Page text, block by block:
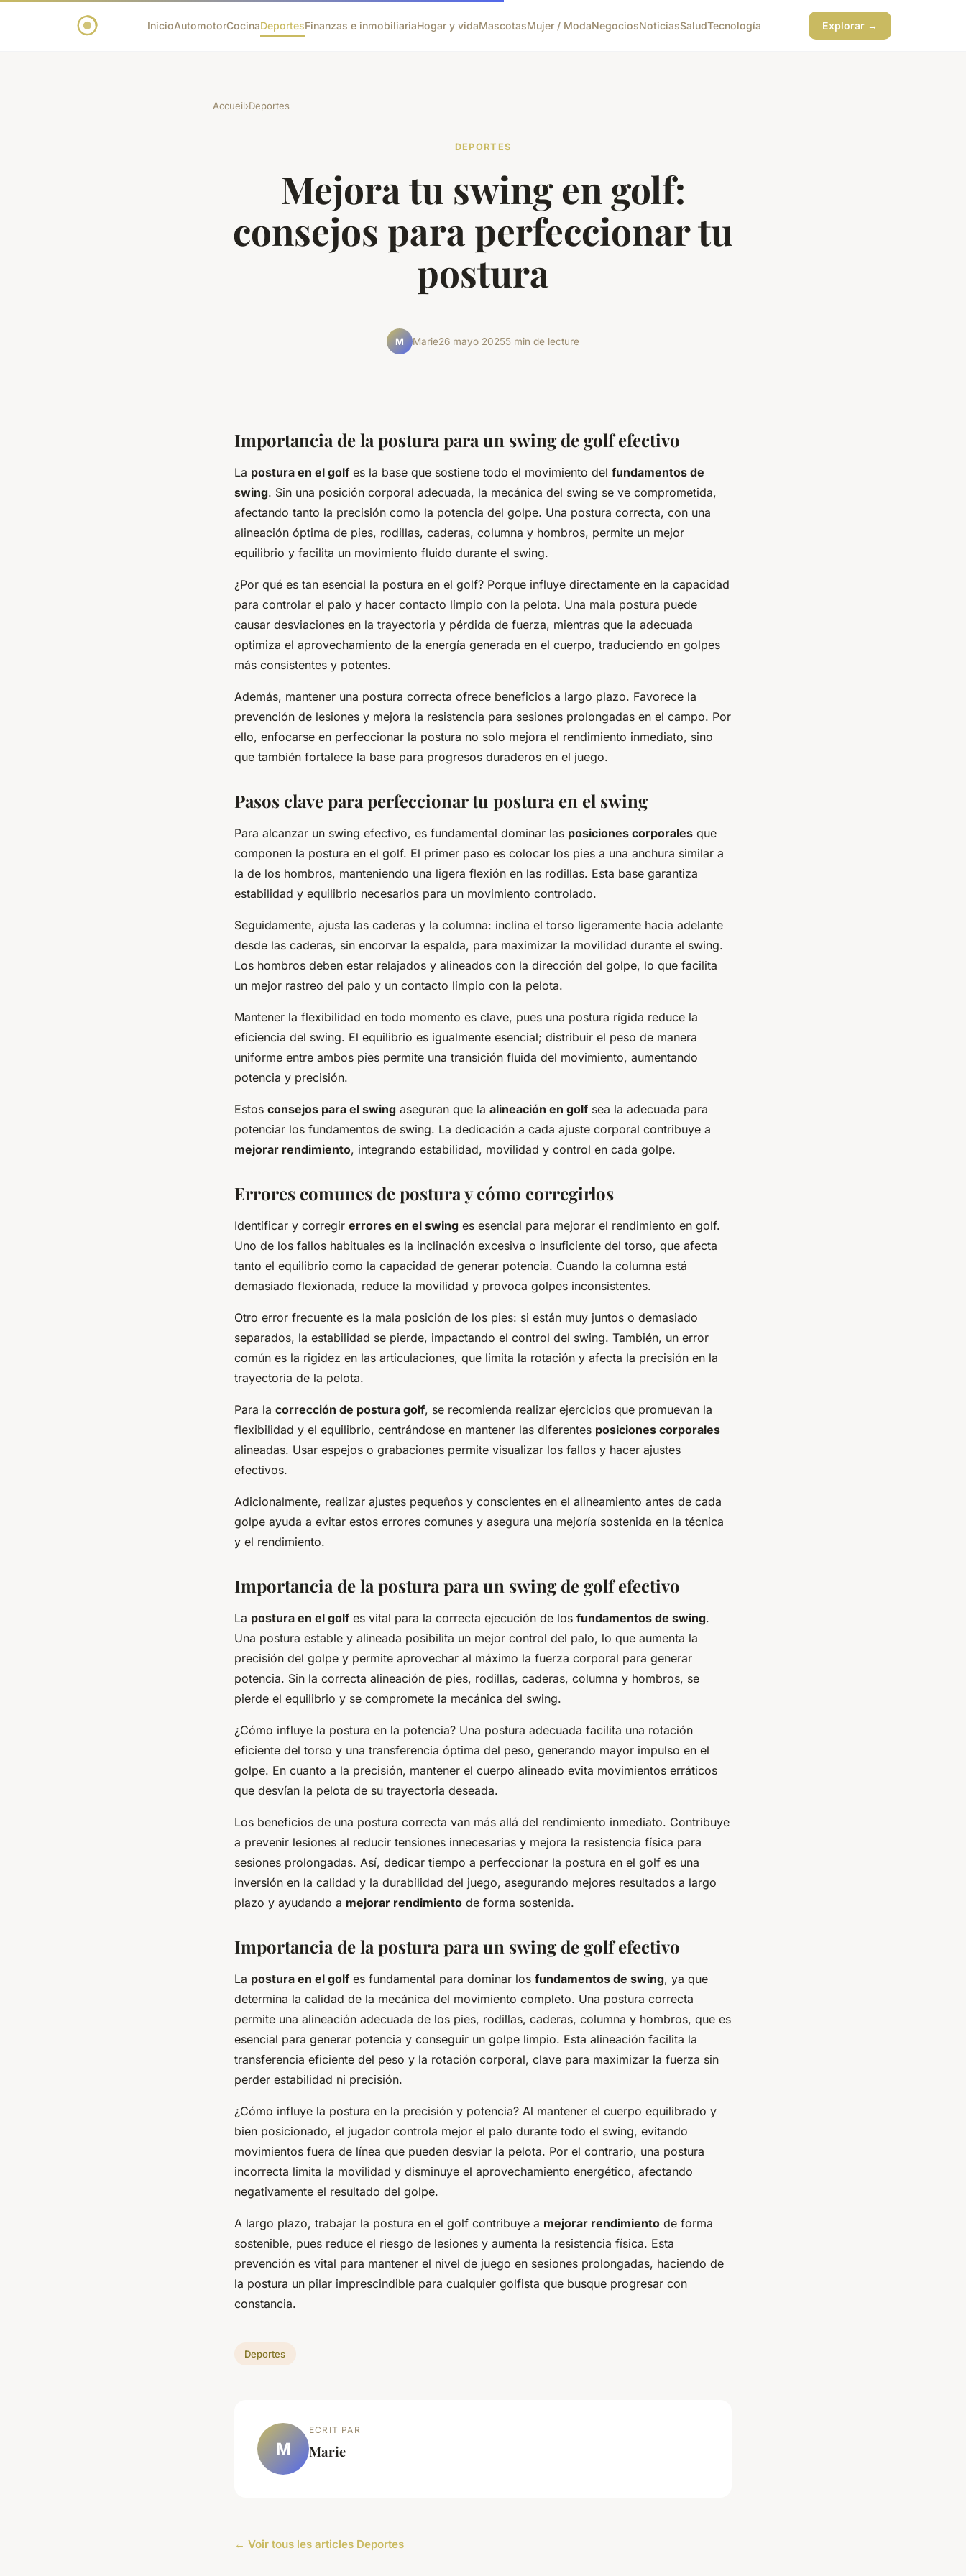
InicioAutomotorCocinaDeportesFinanzas e inmobiliariaHogar y vidaMascotasMujer / ModaNegociosNoticiasSaludTecnología Explorar →
Accueil›Deportes
DEPORTES
Mejora tu swing en golf:
consejos para perfeccionar tu
postura
M Marie26 mayo 20255 min de lecture
Importancia de la postura para un swing de golf efectivo
La postura en el golf es la base que sostiene todo el movimiento del fundamentos de
swing. Sin una posición corporal adecuada, la mecánica del swing se ve comprometida,
afectando tanto la precisión como la potencia del golpe. Una postura correcta, con una
alineación óptima de pies, rodillas, caderas, columna y hombros, permite un mejor
equilibrio y facilita un movimiento fluido durante el swing.
¿Por qué es tan esencial la postura en el golf? Porque influye directamente en la capacidad
para controlar el palo y hacer contacto limpio con la pelota. Una mala postura puede
causar desviaciones en la trayectoria y pérdida de fuerza, mientras que la adecuada
optimiza el aprovechamiento de la energía generada en el cuerpo, traduciendo en golpes
más consistentes y potentes.
Además, mantener una postura correcta ofrece beneficios a largo plazo. Favorece la
prevención de lesiones y mejora la resistencia para sesiones prolongadas en el campo. Por
ello, enfocarse en perfeccionar la postura no solo mejora el rendimiento inmediato, sino
que también fortalece la base para progresos duraderos en el juego.
Pasos clave para perfeccionar tu postura en el swing
Para alcanzar un swing efectivo, es fundamental dominar las posiciones corporales que
componen la postura en el golf. El primer paso es colocar los pies a una anchura similar a
la de los hombros, manteniendo una ligera flexión en las rodillas. Esta base garantiza
estabilidad y equilibrio necesarios para un movimiento controlado.
Seguidamente, ajusta las caderas y la columna: inclina el torso ligeramente hacia adelante
desde las caderas, sin encorvar la espalda, para maximizar la movilidad durante el swing.
Los hombros deben estar relajados y alineados con la dirección del golpe, lo que facilita
un mejor rastreo del palo y un contacto limpio con la pelota.
Mantener la flexibilidad en todo momento es clave, pues una postura rígida reduce la
eficiencia del swing. El equilibrio es igualmente esencial; distribuir el peso de manera
uniforme entre ambos pies permite una transición fluida del movimiento, aumentando
potencia y precisión.
Estos consejos para el swing aseguran que la alineación en golf sea la adecuada para
potenciar los fundamentos de swing. La dedicación a cada ajuste corporal contribuye a
mejorar rendimiento, integrando estabilidad, movilidad y control en cada golpe.
Errores comunes de postura y cómo corregirlos
Identificar y corregir errores en el swing es esencial para mejorar el rendimiento en golf.
Uno de los fallos habituales es la inclinación excesiva o insuficiente del torso, que afecta
tanto el equilibrio como la capacidad de generar potencia. Cuando la columna está
demasiado flexionada, reduce la movilidad y provoca golpes inconsistentes.
Otro error frecuente es la mala posición de los pies: si están muy juntos o demasiado
separados, la estabilidad se pierde, impactando el control del swing. También, un error
común es la rigidez en las articulaciones, que limita la rotación y afecta la precisión en la
trayectoria de la pelota.
Para la corrección de postura golf, se recomienda realizar ejercicios que promuevan la
flexibilidad y el equilibrio, centrándose en mantener las diferentes posiciones corporales
alineadas. Usar espejos o grabaciones permite visualizar los fallos y hacer ajustes
efectivos.
Adicionalmente, realizar ajustes pequeños y conscientes en el alineamiento antes de cada
golpe ayuda a evitar estos errores comunes y asegura una mejoría sostenida en la técnica
y el rendimiento.
Importancia de la postura para un swing de golf efectivo
La postura en el golf es vital para la correcta ejecución de los fundamentos de swing.
Una postura estable y alineada posibilita un mejor control del palo, lo que aumenta la
precisión del golpe y permite aprovechar al máximo la fuerza corporal para generar
potencia. Sin la correcta alineación de pies, rodillas, caderas, columna y hombros, se
pierde el equilibrio y se compromete la mecánica del swing.
¿Cómo influye la postura en la potencia? Una postura adecuada facilita una rotación
eficiente del torso y una transferencia óptima del peso, generando mayor impulso en el
golpe. En cuanto a la precisión, mantener el cuerpo alineado evita movimientos erráticos
que desvían la pelota de su trayectoria deseada.
Los beneficios de una postura correcta van más allá del rendimiento inmediato. Contribuye
a prevenir lesiones al reducir tensiones innecesarias y mejora la resistencia física para
sesiones prolongadas. Así, dedicar tiempo a perfeccionar la postura en el golf es una
inversión en la calidad y la durabilidad del juego, asegurando mejores resultados a largo
plazo y ayudando a mejorar rendimiento de forma sostenida.
Importancia de la postura para un swing de golf efectivo
La postura en el golf es fundamental para dominar los fundamentos de swing, ya que
determina la calidad de la mecánica del movimiento completo. Una postura correcta
permite una alineación adecuada de los pies, rodillas, caderas, columna y hombros, que es
esencial para generar potencia y conseguir un golpe limpio. Esta alineación facilita la
transferencia eficiente del peso y la rotación corporal, clave para maximizar la fuerza sin
perder estabilidad ni precisión.
¿Cómo influye la postura en la precisión y potencia? Al mantener el cuerpo equilibrado y
bien posicionado, el jugador controla mejor el palo durante todo el swing, evitando
movimientos fuera de línea que pueden desviar la pelota. Por el contrario, una postura
incorrecta limita la movilidad y disminuye el aprovechamiento energético, afectando
negativamente el resultado del golpe.
A largo plazo, trabajar la postura en el golf contribuye a mejorar rendimiento de forma
sostenible, pues reduce el riesgo de lesiones y aumenta la resistencia física. Esta
prevención es vital para mantener el nivel de juego en sesiones prolongadas, haciendo de
la postura un pilar imprescindible para cualquier golfista que busque progresar con
constancia.
Deportes
M
ECRIT PAR
Marie
← Voir tous les articles Deportes